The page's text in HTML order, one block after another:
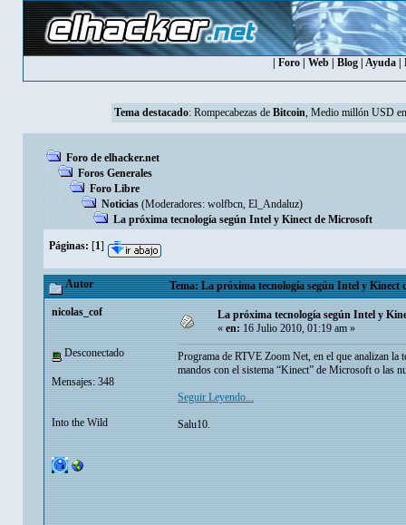
Foro Web Blog Ayuda
Tema destacado: Rompecabezas de Bitcoin, Medio millón USD
Foro de elhacker.net
Foros Generales
Foro Libre
Noticias (Moderadores: wolfbcn, El_Andaluz)
La próxima tecnología según Intel y Kinect de Microsoft
Páginas: [1]
Autor Tema: La próxima tecnología según Intel y Kinect
nicolas_cof
Desconectado
Mensajes: 348
Into the Wild
La próxima tecnología según Intel y
«en:16 Julio 2010, 01:19 am »
Programa de RTVE Zoom Net, en el que analizan la
mandos con el sistema “Kinect” de Microsoft o las
Seguir Leyendo...
Salu10.